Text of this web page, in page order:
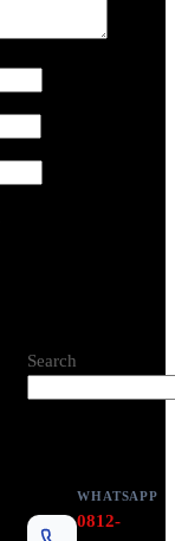
Search
WHATSAPP
0812-